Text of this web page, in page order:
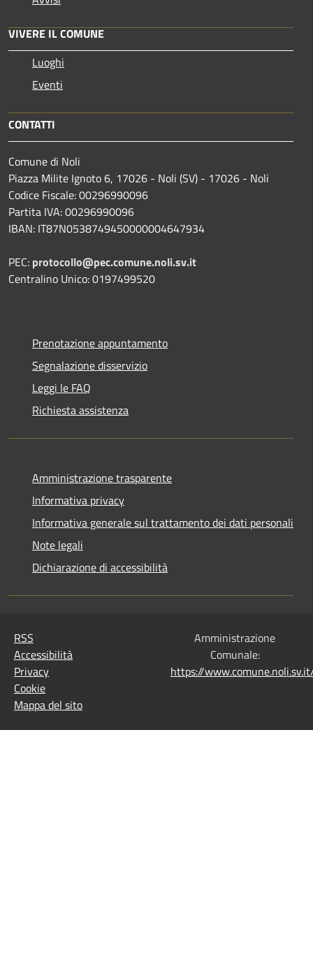
VIVERE IL COMUNE
Luoghi
Eventi
CONTATTI
Comune di Noli
Piazza Milite Ignoto 6, 17026 - Noli (SV) - 17026 - Noli
Codice Fiscale: 00296990096
Partita IVA: 00296990096
IBAN: IT87N0538749450000004647934
PEC: protocollo@pec.comune.noli.sv.it
Centralino Unico: 0197499520
Prenotazione appuntamento
Segnalazione disservizio
Leggi le FAQ
Richiesta assistenza
Amministrazione trasparente
Informativa privacy
Informativa generale sul trattamento dei dati personali
Note legali
Dichiarazione di accessibilità
RSS
Accessibilità
Privacy
Cookie
Mappa del sito
Amministrazione
Comunale:
https://